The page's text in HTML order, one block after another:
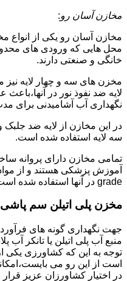
مخازن آسان رو:
مخازن آسان رو یکی از
محل هایی که ورودی های
خانگی و صنعتی دارند.
مخزن های سه و چهار لایه نیز
لایه ضد نفوذ نور در
نگهداری آب آشامیدنی برای
در این مخازن از لایه ضد
سه لایه استفاده شده است.
تمامی مخازن دارای پروانه
grade در آنها استفاده شده است.
مخزن پلی اتیلن سم
جهت نگهداری گونه های
منبع آب پلی اتیلن یا تانکر آب
توجه به این که کشاورزی یکی
است از این رو می
در اختیار کشاورزان عزیز قرار